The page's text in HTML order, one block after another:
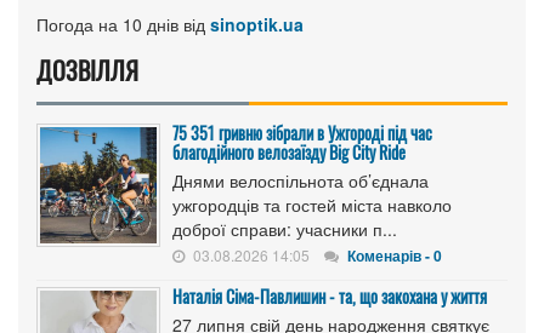
Погода на 10 днів від sinoptik.ua
ДОЗВІЛЛЯ
75 351 гривню зібрали в Ужгороді під час
благодійного велозаїзду Big Сity Ride
Днями велоспільнота об’єднала
ужгородців та гостей міста навколо
доброї справи: учасники п...
03.08.2026 14:05 Коменарів - 0
Наталія Сіма-Павлишин - та, що закохана у життя
27 липня свій день народження святкує